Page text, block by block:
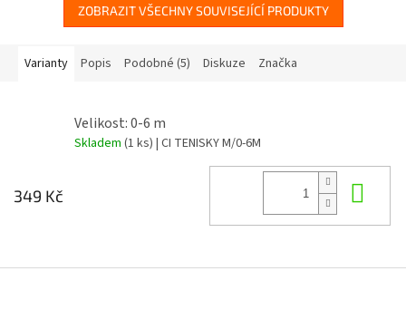
ZOBRAZIT VŠECHNY SOUVISEJÍCÍ PRODUKTY
Varianty Popis Podobné (5) Diskuze Značka
Velikost: 0-6 m
Skladem (1 ks) | CI TENISKY M/0-6M
349 Kč